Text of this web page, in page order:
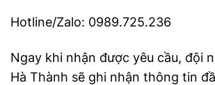
Hotline/Zalo: 0989.725.236
Ngay khi nhận được yêu cầu, đội
Hà Thành sẽ ghi nhận thông tin